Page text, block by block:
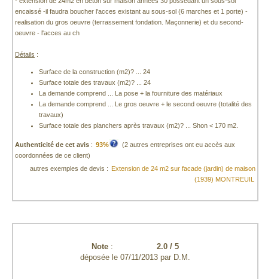
encaissé -il faudra boucher l'acces existant au sous-sol (6 marches et 1 porte) -
realisation du gros oeuvre (terrassement fondation. Maçonnerie) et du second-
oeuvre - l'acces au ch
Détails :
Surface de la construction (m2)? ... 24
Surface totale des travaux (m2)? ... 24
La demande comprend ... La pose + la fourniture des matériaux
La demande comprend ... Le gros oeuvre + le second oeuvre (totalité des
travaux)
Surface totale des planchers après travaux (m2)? ... Shon < 170 m2.
Authenticité de cet avis : 93%
(2 autres entreprises ont eu accès aux
coordonnées de ce client)
autres exemples de devis :
Extension de 24 m2 sur facade (jardin) de maison
(1939) MONTREUIL
Note : 2.0 / 5
déposée le 07/11/2013 par D.M.